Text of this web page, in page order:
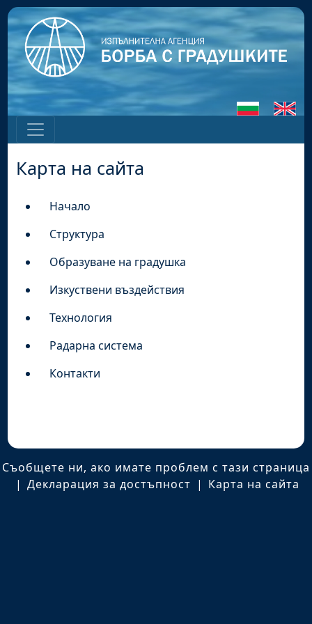
Карта на сайта
Начало
Структура
Образуване на градушка
Изкуствени въздействия
Технология
Радарна система
Контакти
Съобщете ни, ако имате проблем с тази страница
| Декларация за достъпност | Карта на сайта